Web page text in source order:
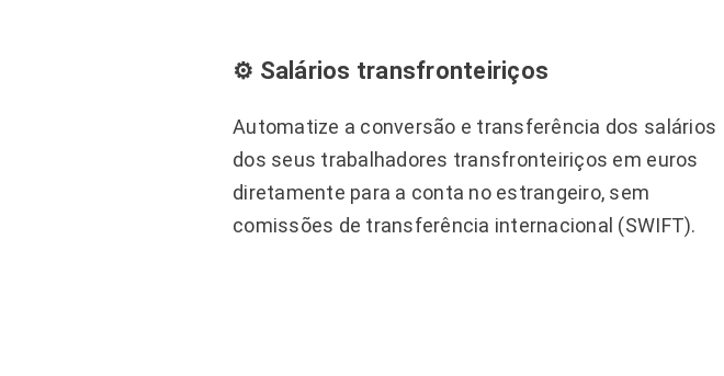
⚙️ Salários transfronteiriços
Automatize a conversão e transferência dos salários
dos seus trabalhadores transfronteiriços em euros
diretamente para a conta no estrangeiro, sem
comissões de transferência internacional (SWIFT).